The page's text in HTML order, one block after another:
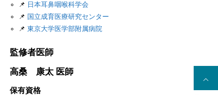
📌 日本耳鼻咽喉科学会
📌 国立成育医療研究センター
📌東京大学医学部附属病院
監修者医師
高桑 康太 医師
保有資格